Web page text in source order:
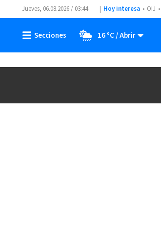
Jueves, 06.08.2026 / 03:44 Hoy interesa OIJ
16 ºC